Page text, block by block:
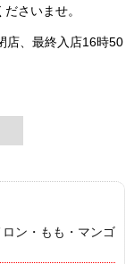
ン・もも・マンゴ
さいませ。
店、最終入店16時50